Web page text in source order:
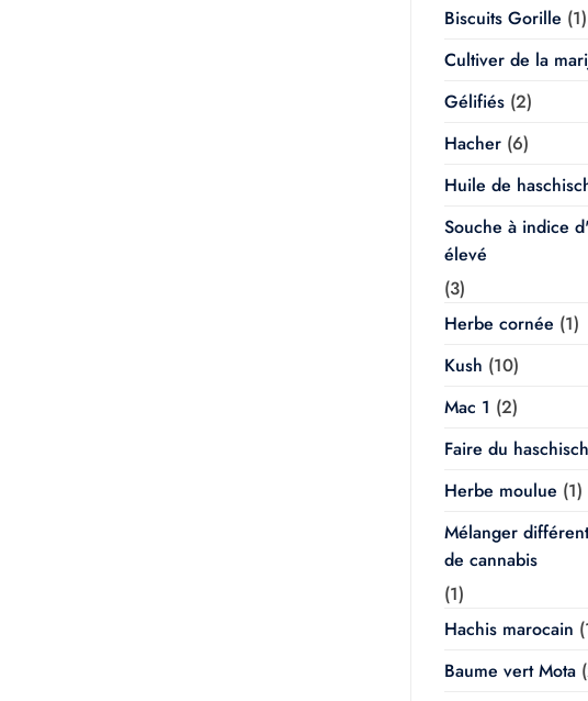
Biscuits Gorille (1)
Cultiver de la
Gélifiés(2)
Hacher(6)
Huile de
Souche à indice
élevé
(3)
Herbe cornée (1)
Kush (10)
Mac 1 (2)
Faire du haschisch
Herbe moulue (1)
Mélanger
de cannabis
(1)
Hachis marocain
Baume vert Mota